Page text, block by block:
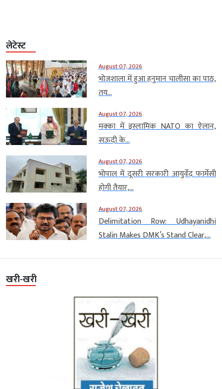
लेटेस्ट
August 07, 2026
भोजशाला में हुआ हनुमान चालीसा का पाठ,
तय...
August 07, 2026
मक्का में इस्लामिक NATO का ऐलान,
सऊदी के...
August 07, 2026
भोपाल में दूसरी सरकारी आयुर्वेद फार्मेसी
होगी तैयार,...
August 07, 2026
Delimitation Row: Udhayanidhi
Stalin Makes DMK’s Stand Clear,...
खरी-खरी